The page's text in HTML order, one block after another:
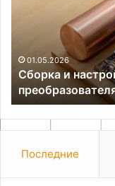
преобразователя
своими
руками
01.05.2026
Сборка и
Последние